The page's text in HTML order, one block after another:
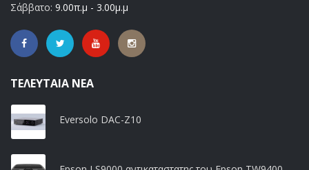
Σάββατο: 9.00π.μ - 3.00μ.μ
ΤΕΛΕΥΤΑΊΑ ΝΈΑ
Eversolo DAC-Z10